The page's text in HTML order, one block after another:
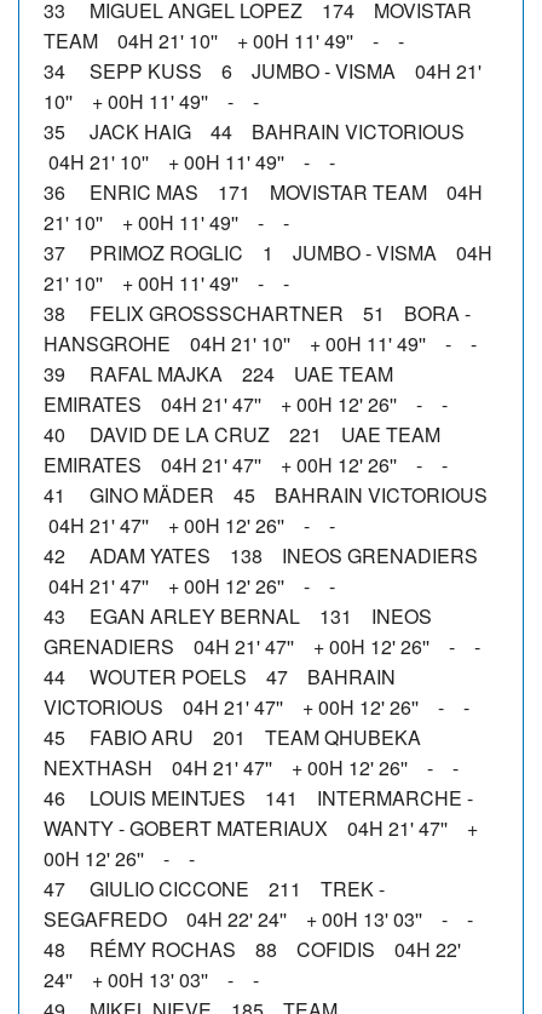
33 MIGUEL ANGEL LOPEZ 174 MOVISTAR
TEAM 04H 21' 10'' + 00H 11' 49'' - -
34 SEPP KUSS 6 JUMBO - VISMA 04H 21'
10'' + 00H 11' 49'' - -
35 JACK HAIG 44 BAHRAIN VICTORIOUS
04H 21' 10'' + 00H 11' 49'' - -
36 ENRIC MAS 171 MOVISTAR TEAM 04H
21' 10'' + 00H 11' 49'' - -
37 PRIMOZ ROGLIC 1 JUMBO - VISMA 04H
21' 10'' + 00H 11' 49'' - -
38 FELIX GROSSSCHARTNER 51 BORA -
HANSGROHE 04H 21' 10'' + 00H 11' 49'' - -
39 RAFAL MAJKA 224 UAE TEAM
EMIRATES 04H 21' 47'' + 00H 12' 26'' - -
40 DAVID DE LA CRUZ 221 UAE TEAM
EMIRATES 04H 21' 47'' + 00H 12' 26'' - -
41 GINO MÄDER 45 BAHRAIN VICTORIOUS
04H 21' 47'' + 00H 12' 26'' - -
42 ADAM YATES 138 INEOS GRENADIERS
04H 21' 47'' + 00H 12' 26'' - -
43 EGAN ARLEY BERNAL 131 INEOS
GRENADIERS 04H 21' 47'' + 00H 12' 26'' - -
44 WOUTER POELS 47 BAHRAIN
VICTORIOUS 04H 21' 47'' + 00H 12' 26'' - -
45 FABIO ARU 201 TEAM QHUBEKA
NEXTHASH 04H 21' 47'' + 00H 12' 26'' - -
46 LOUIS MEINTJES 141 INTERMARCHE -
WANTY - GOBERT MATERIAUX 04H 21' 47'' +
00H 12' 26'' - -
47 GIULIO CICCONE 211 TREK -
SEGAFREDO 04H 22' 24'' + 00H 13' 03'' - -
48 RÉMY ROCHAS 88 COFIDIS 04H 22'
24'' + 00H 13' 03'' - -